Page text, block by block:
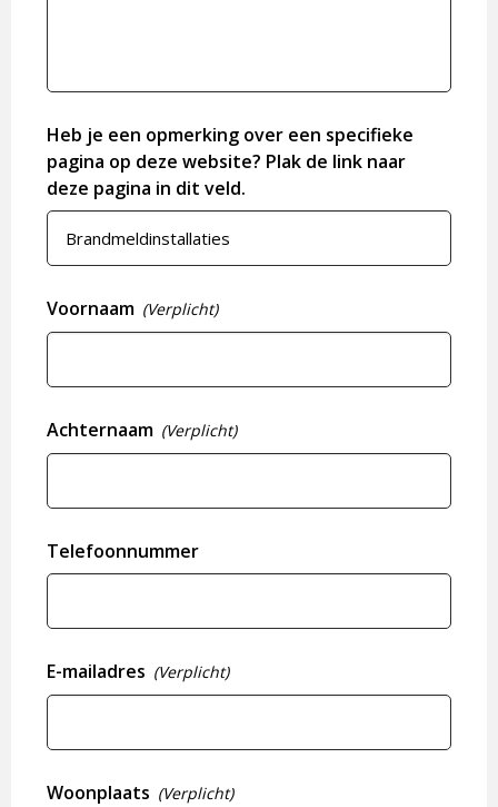
Heb je een opmerking over een specifieke
pagina op deze website? Plak de link naar
deze pagina in dit veld.
Voornaam (Verplicht)
Achternaam (Verplicht)
Telefoonnummer
E-mailadres (Verplicht)
Woonplaats (Verplicht)